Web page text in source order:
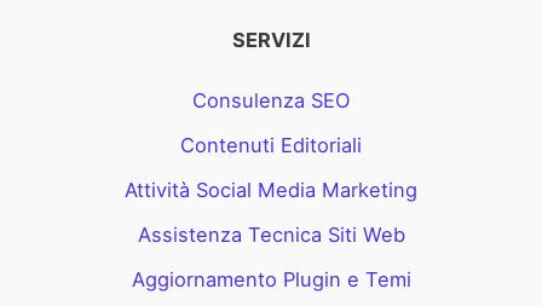
SERVIZI
Consulenza SEO
Contenuti Editoriali
Attività Social Media Marketing
Assistenza Tecnica Siti Web
Aggiornamento Plugin e Temi